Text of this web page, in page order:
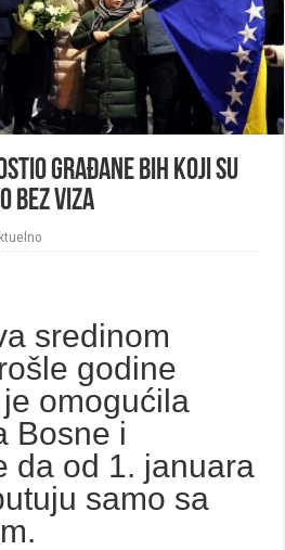
građane BiH koji su
bez viza
sredinom
godine
omogućila
Bosne i
da od 1. januara
samo sa